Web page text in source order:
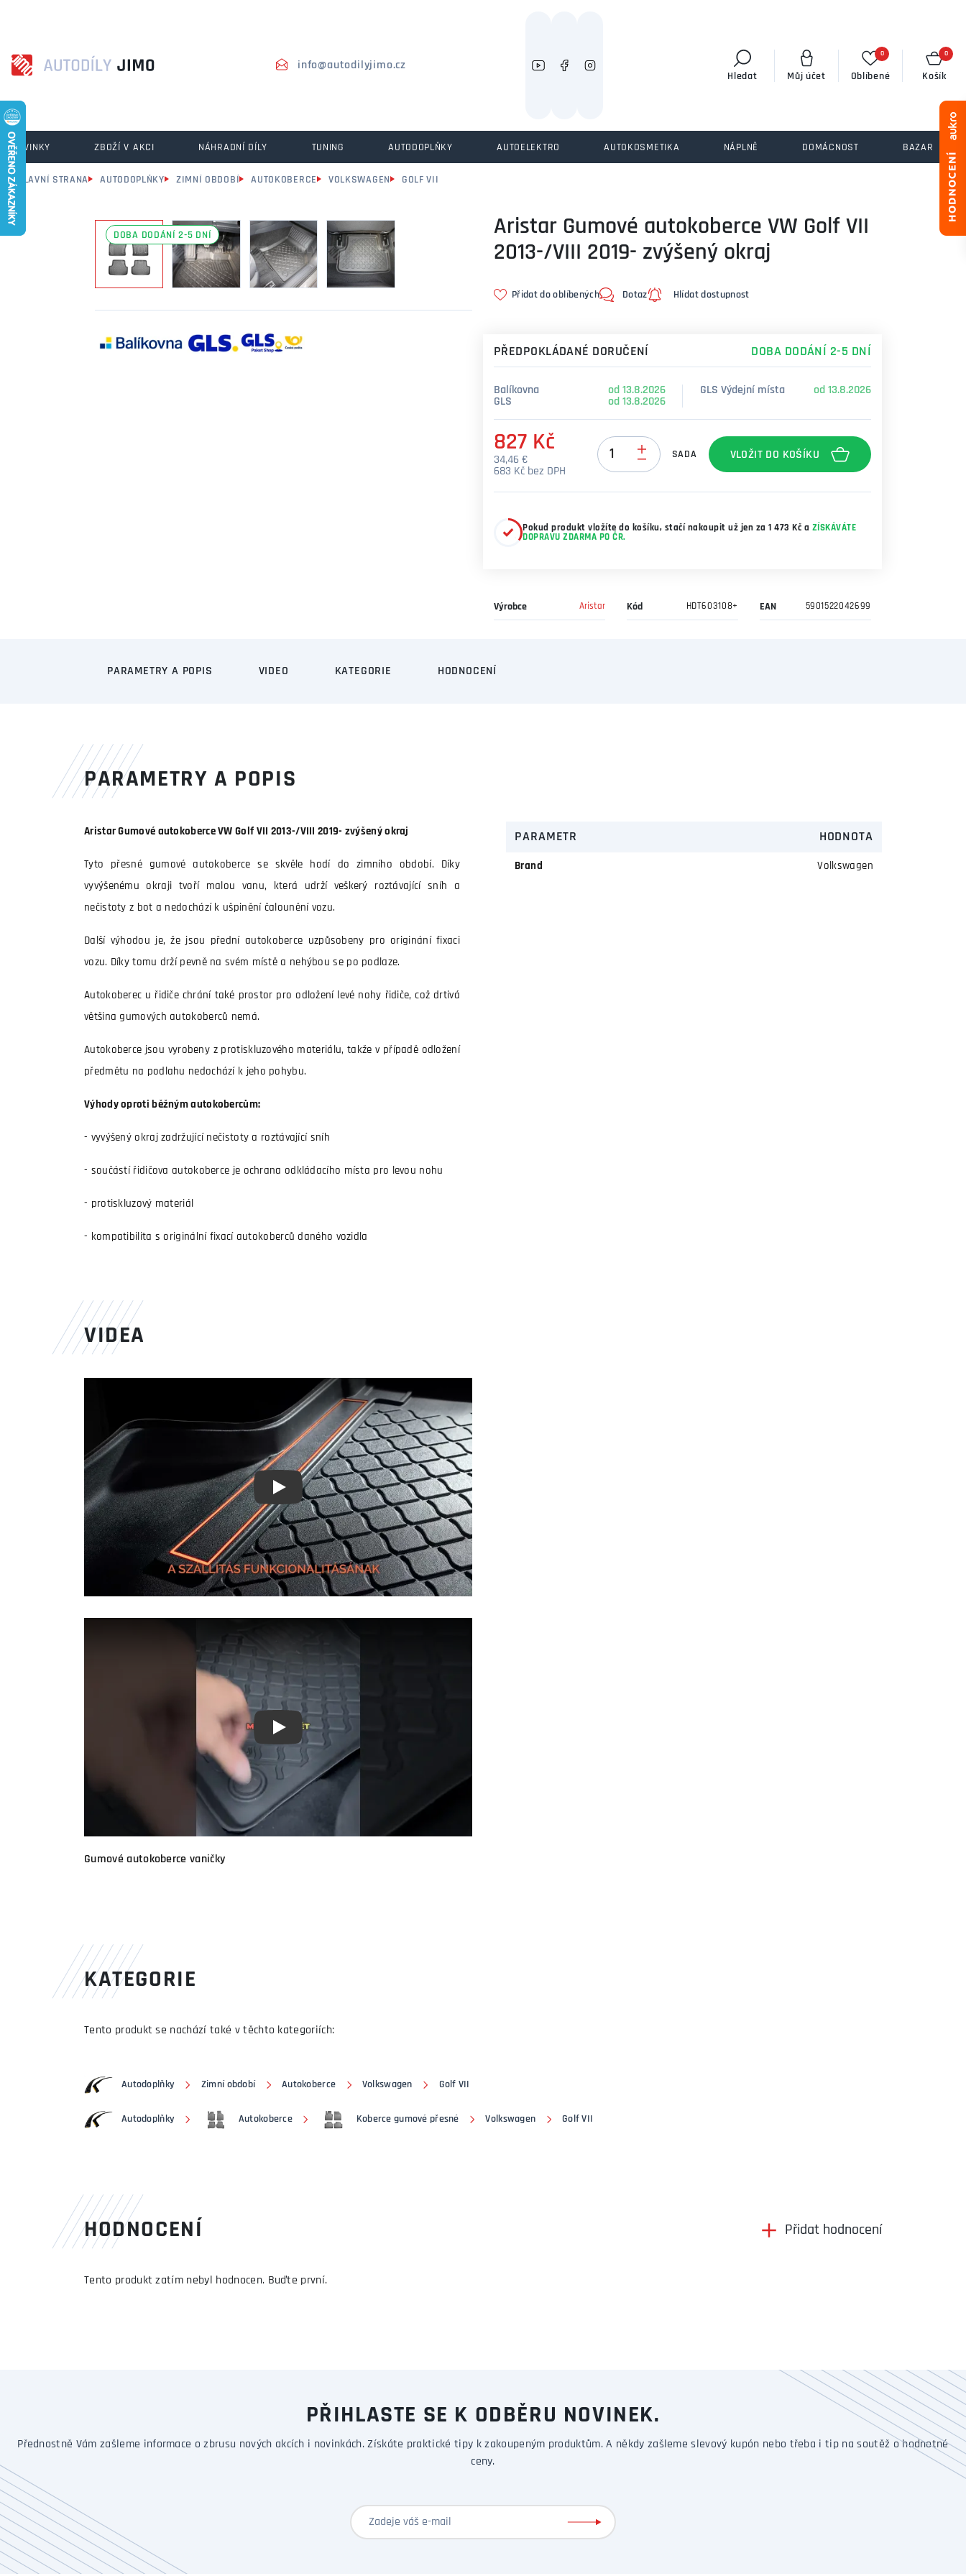
info@autodilyjimo.cz
Hledat Můj účet
0
Oblíbené
0
Košík
NOVINKY ZBOŽÍ V AKCI NÁHRADNÍ DÍLY TUNING AUTODOPLŇKY AUTOELEKTRO AUTOKOSMETIKA NÁPLNĚ DOMÁCNOST BAZAR
HLAVNÍ STRANA AUTODOPLŇKY ZIMNÍ OBDOBÍ AUTOKOBERCE VOLKSWAGEN GOLF VII
DOBA DODÁNÍ 2-5 DNÍ
Aristar Gumové autokoberce VW Golf VII
2013-/VIII 2019- zvýšený okraj
Přidat do oblíbených Dotaz Hlídat dostupnost
PŘEDPOKLÁDANÉ DORUČENÍ DOBA DODÁNÍ 2-5 DNÍ
Balíkovna
od 13.8.2026
GLS
od 13.8.2026
GLS Výdejní místa od 13.8.2026
827 Kč
34,46 €
683 Kč bez DPH
Množství
SADA
Pokud produkt vložíte do košíku, stačí nakoupit už jen za 1 473 Kč a ZÍSKÁVÁTE
DOPRAVU ZDARMA PO ČR.
Výrobce Aristar Kód HDT603108+ EAN 5901522042699
PARAMETRY A POPIS VIDEO KATEGORIE HODNOCENÍ
PARAMETRY A POPIS
Aristar Gumové autokoberce VW Golf VII 2013-/VIII 2019- zvýšený okraj
Tyto přesné gumové autokoberce se skvěle hodí do zimního období. Díky
vyvýšenému okraji tvoří malou vanu, která udrží veškerý roztávající sníh a
nečistoty z bot a nedochází k ušpinění čalounění vozu.
Další výhodou je, že jsou přední autokoberce uzpůsobeny pro originání fixaci
vozu. Díky tomu drží pevně na svém místě a nehýbou se po podlaze.
Autokoberec u řidiče chrání také prostor pro odložení levé nohy řidiče, což drtivá
většina gumových autokoberců nemá.
Autokoberce jsou vyrobeny z protiskluzového materiálu, takže v případě odložení
předmětu na podlahu nedochází k jeho pohybu.
Výhody oproti běžným autokobercům:
- vyvýšený okraj zadržující nečistoty a roztávající sníh
- součástí řidičova autokoberce je ochrana odkládacího místa pro levou nohu
- protiskluzový materiál
- kompatibilita s originální fixací autokoberců daného vozidla
PARAMETR HODNOTA
Brand Volkswagen
VIDEA
Youtube video
Gumové autokoberce vaničky
Gumové autokoberce vaničky
KATEGORIE
Tento produkt se nachází také v těchto kategoriích:
Autodoplňky Zimní období Autokoberce Volkswagen Golf VII
Autodoplňky Autokoberce Koberce gumové přesné Volkswagen Golf VII
HODNOCENÍ Přidat hodnocení
Tento produkt zatím nebyl hodnocen. Buďte první.
PŘIHLASTE SE K ODBĚRU NOVINEK.
Přednostně Vám zašleme informace o zbrusu nových akcích i novinkách. Získáte praktické tipy k zakoupeným produktům. A někdy zašleme slevový kupón nebo třeba i tip na soutěž o hodnotné
ceny.
Můžeme vám pomoci něco najít?